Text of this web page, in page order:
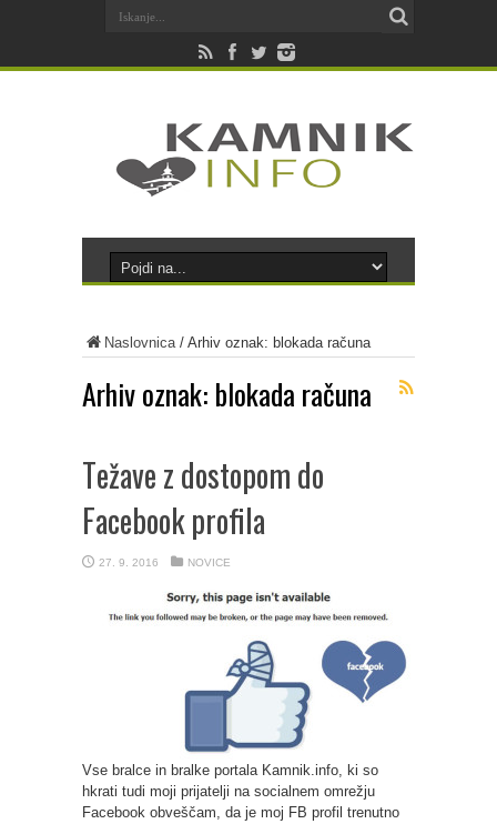
Naslovnica/ Arhiv oznak: blokada računa
Arhiv oznak: blokada računa
Težave z dostopom do
Facebook profila
27. 9. 2016 NOVICE
Vse bralce in bralke portala Kamnik.info, ki so
hkrati tudi moji prijatelji na socialnem omrežju
Facebook obveščam, da je moj FB profil trenutno